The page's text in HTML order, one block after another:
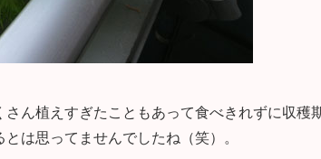
ん植えすぎたこともあって食べきれずに収穫
は思ってませんでしたね（笑）。